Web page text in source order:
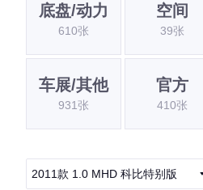
底盘/动力
610张
空间
39张
车展/其他
931张
官方
410张
2011款 1.0 MHD 科比特别版